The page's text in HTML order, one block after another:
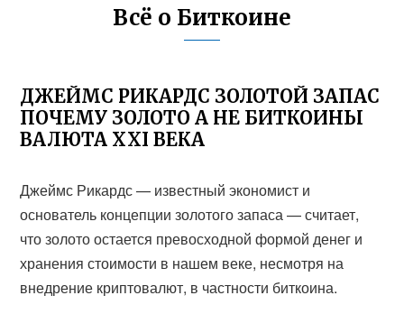
Всё о Биткоине
ДЖЕЙМС РИКАРДС ЗОЛОТОЙ ЗАПАС
ПОЧЕМУ ЗОЛОТО А НЕ БИТКОИНЫ
ВАЛЮТА XXI ВЕКА
Джеймс Рикардс — известный экономист и
основатель концепции золотого запаса — считает,
что золото остается превосходной формой денег и
хранения стоимости в нашем веке, несмотря на
внедрение криптовалют, в частности биткоина.